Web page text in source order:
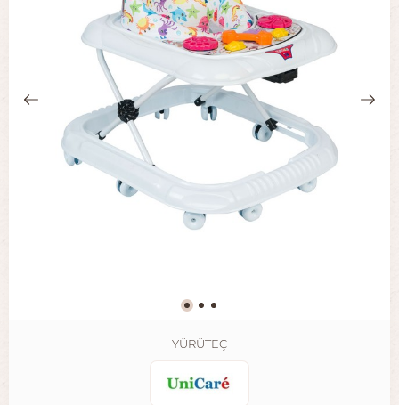
YÜRÜTEÇ